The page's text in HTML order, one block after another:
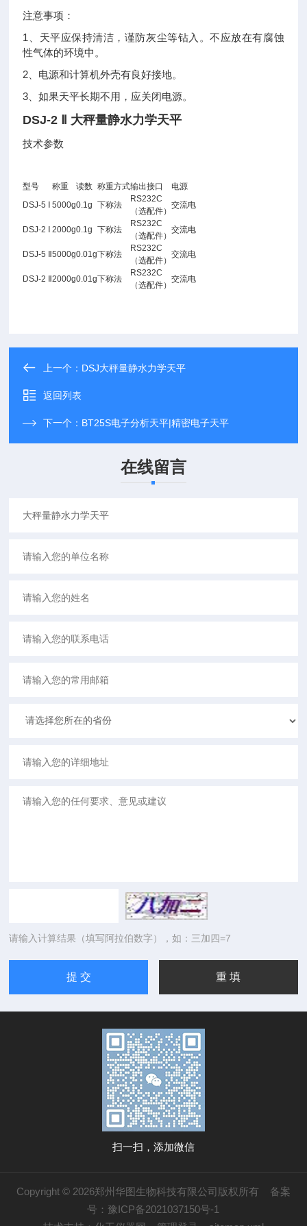
注意事项：
1、天平应保持清洁，谨防灰尘等钻入。不应放在有腐蚀
性气体的环境中。
2、电源和计算机外壳有良好接地。
3、如果天平长期不用，应关闭电源。
DSJ-2 Ⅱ 大秤量静水力学天平
技术参数
型号 称重 读数 称重方式输出接口
电源
DSJ-5 Ⅰ
5000g0.1g 下称法
RS232C
（选配件）
交流电
DSJ-2 Ⅰ 2000g0.1g 下称法
RS232C
（选配件）
交流电
DSJ-5 Ⅱ5000g0.01g下称法
RS232C
（选配件）
交流电
DSJ-2 Ⅱ2000g0.01g下称法
RS232C
（选配件）
交流电
上一个： DSJ大秤量静水力学天平
返回列表
下一个： BT25S电子分析天平|精密电子天平
在线留言
请输入计算结果（填写阿拉伯数字），如：三加四=7
扫一扫，添加微信
Copyright © 2026郑州华图生物科技有限公司版权所有 备案
号：豫ICP备2021037150号-1